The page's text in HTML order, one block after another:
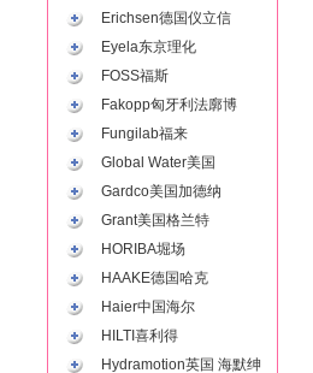
Erichsen德国仪立信
Eyela东京理化
FOSS福斯
Fakopp匈牙利法廓博
Fungilab福来
Global Water美国
Gardco美国加德纳
Grant美国格兰特
HORIBA堀场
HAAKE德国哈克
Haier中国海尔
HILTI喜利得
Hydramotion英国 海默绅